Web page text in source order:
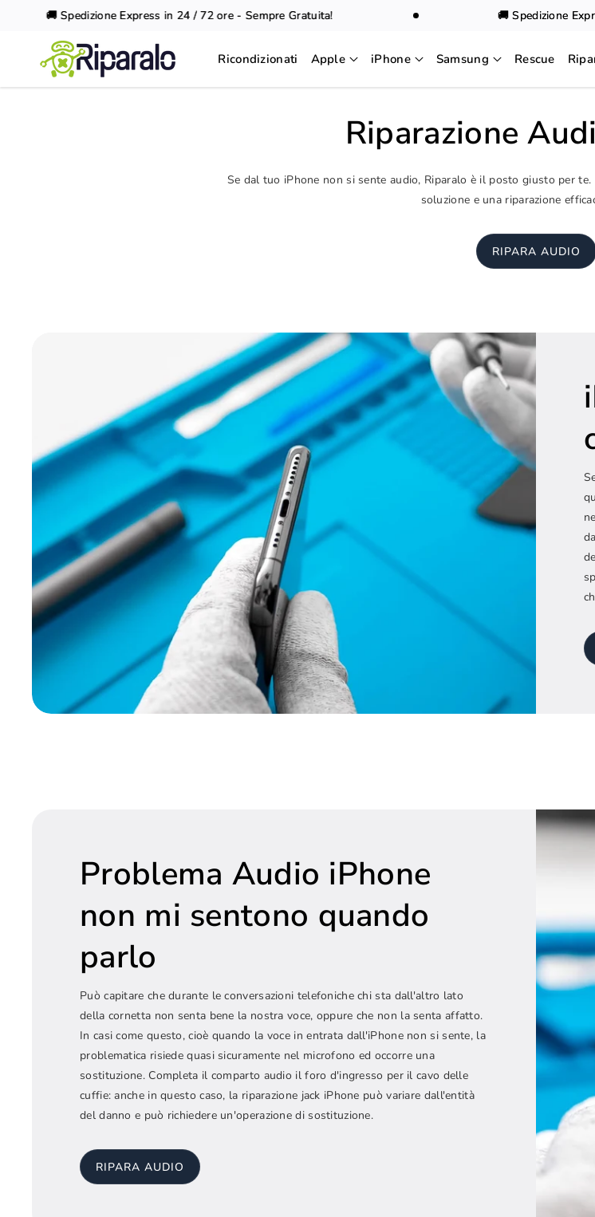
contenuto
🚚 Spedizione Express in 24 / 72 ore - Sempre Gratuita! 🚚 Spedizione
Ricondizionati Apple iPhone Samsung Rescue
Riparazione
Se dal tuo iPhone non si sente audio, Riparalo è il posto giusto per
soluzione e una riparazione
RIPARA AUDIO
Problema Audio iPhone
non mi sentono quando
parlo
Può capitare che durante le conversazioni telefoniche chi sta dall'altro lato
della cornetta non senta bene la nostra voce, oppure che non la senta affatto.
In casi come questo, cioè quando la voce in entrata dall'iPhone non si sente, la
problematica risiede quasi sicuramente nel microfono ed occorre una
sostituzione. Completa il comparto audio il foro d'ingresso per il cavo delle
cuffie: anche in questo caso, la riparazione jack iPhone può variare dall'entità
del danno e può richiedere un'operazione di sostituzione.
RIPARA AUDIO